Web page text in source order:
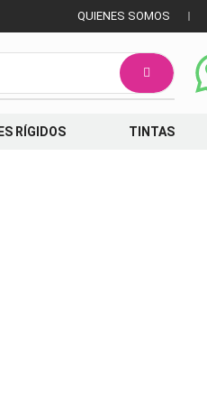
QUIENES SOMOS
RÍGIDOS TINTAS